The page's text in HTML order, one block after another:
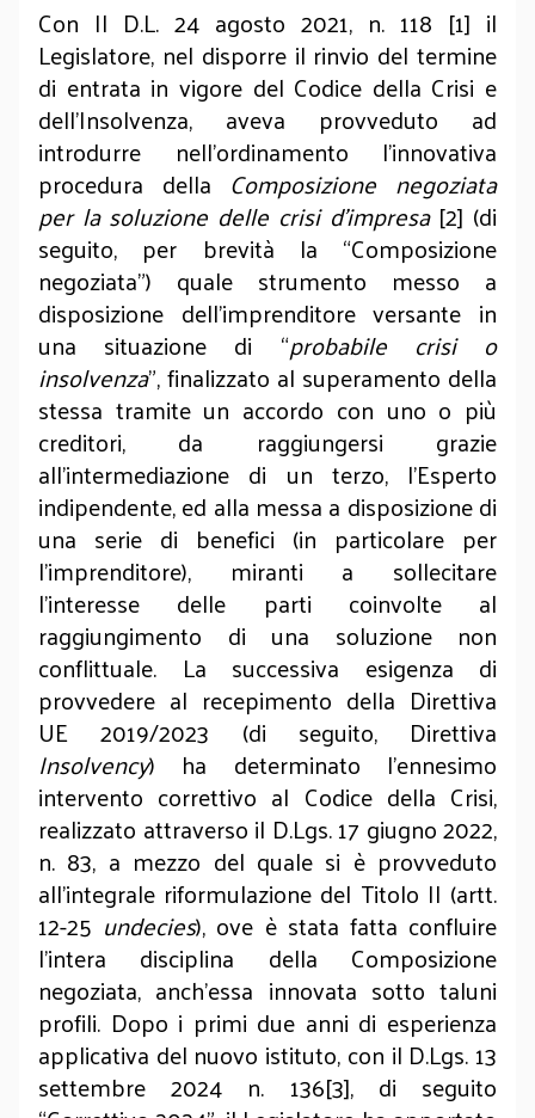
Con Il D.L. 24 agosto 2021, n. 118 [1] il
Legislatore, nel disporre il rinvio del termine
di entrata in vigore del Codice della Crisi e
dell’Insolvenza, aveva provveduto ad
introdurre nell’ordinamento l’innovativa
procedura della Composizione negoziata
per la soluzione delle crisi d’impresa[2] (di
seguito, per brevità la “Composizione
negoziata”) quale strumento messo a
disposizione dell’imprenditore versante in
una situazione di “probabile crisi o
insolvenza”, finalizzato al superamento della
stessa tramite un accordo con uno o più
creditori, da raggiungersi grazie
all’intermediazione di un terzo, l’Esperto
indipendente, ed alla messa a disposizione di
una serie di benefici (in particolare per
l’imprenditore), miranti a sollecitare
l’interesse delle parti coinvolte al
raggiungimento di una soluzione non
conflittuale. La successiva esigenza di
provvedere al recepimento della Direttiva
UE 2019/2023 (di seguito, Direttiva
Insolvency) ha determinato l’ennesimo
intervento correttivo al Codice della Crisi,
realizzato attraverso il D.Lgs. 17 giugno 2022,
n. 83, a mezzo del quale si è provveduto
all’integrale riformulazione del Titolo II (artt.
12-25 undecies), ove è stata fatta confluire
l’intera disciplina della Composizione
negoziata, anch’essa innovata sotto taluni
profili. Dopo i primi due anni di esperienza
applicativa del nuovo istituto, con il D.Lgs. 13
settembre 2024 n. 136[3], di seguito